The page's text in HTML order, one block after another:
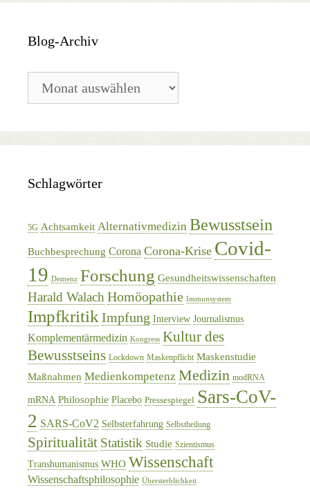
Blog-Archiv
Archiv
Schlagwörter
5G Achtsamkeit Alternativmedizin Bewusstsein
Buchbesprechung Corona Corona-Krise Covid-
19 Demenz Forschung Gesundheitswissenschaften
Harald Walach Homöopathie Immunsystem
Impfkritik Impfung Interview Journalismus
Komplementärmedizin Kongress Kultur des
Bewusstseins Lockdown Maskenpflicht Maskenstudie
Maßnahmen Medienkompetenz Medizin modRNA
mRNA Philosophie Placebo Pressespiegel Sars-CoV-
2 SARS-CoV2 Selbsterfahrung Selbstheilung
Spiritualität Statistik Studie Szientismus
Transhumanismus WHO Wissenschaft
Wissenschaftsphilosophie Übersterblichkeit